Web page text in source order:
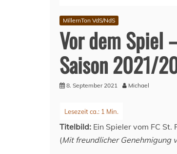
MillernTon VdS/NdS
Vor dem Spiel
Saison 2021/
8. September 2021 Michael
Titelbild: Ein Spieler vom FC
(Mit freundlicher Genehmigung